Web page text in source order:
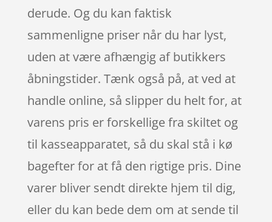
derude. Og du kan faktisk
sammenligne priser når du har lyst,
uden at være afhængig af butikkers
åbningstider. Tænk også på, at ved at
handle online, så slipper du helt for, at
varens pris er forskellige fra skiltet og
til kasseapparatet, så du skal stå i kø
bagefter for at få den rigtige pris. Dine
varer bliver sendt direkte hjem til dig,
eller du kan bede dem om at sende til